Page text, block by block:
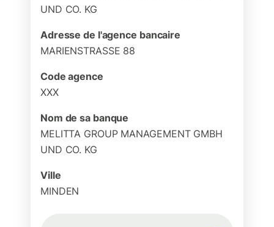
UND CO. KG
Adresse de l'agence bancaire
MARIENSTRASSE 88
Code agence
XXX
Nom de sa banque
MELITTA GROUP MANAGEMENT GMBH
UND CO. KG
Ville
MINDEN